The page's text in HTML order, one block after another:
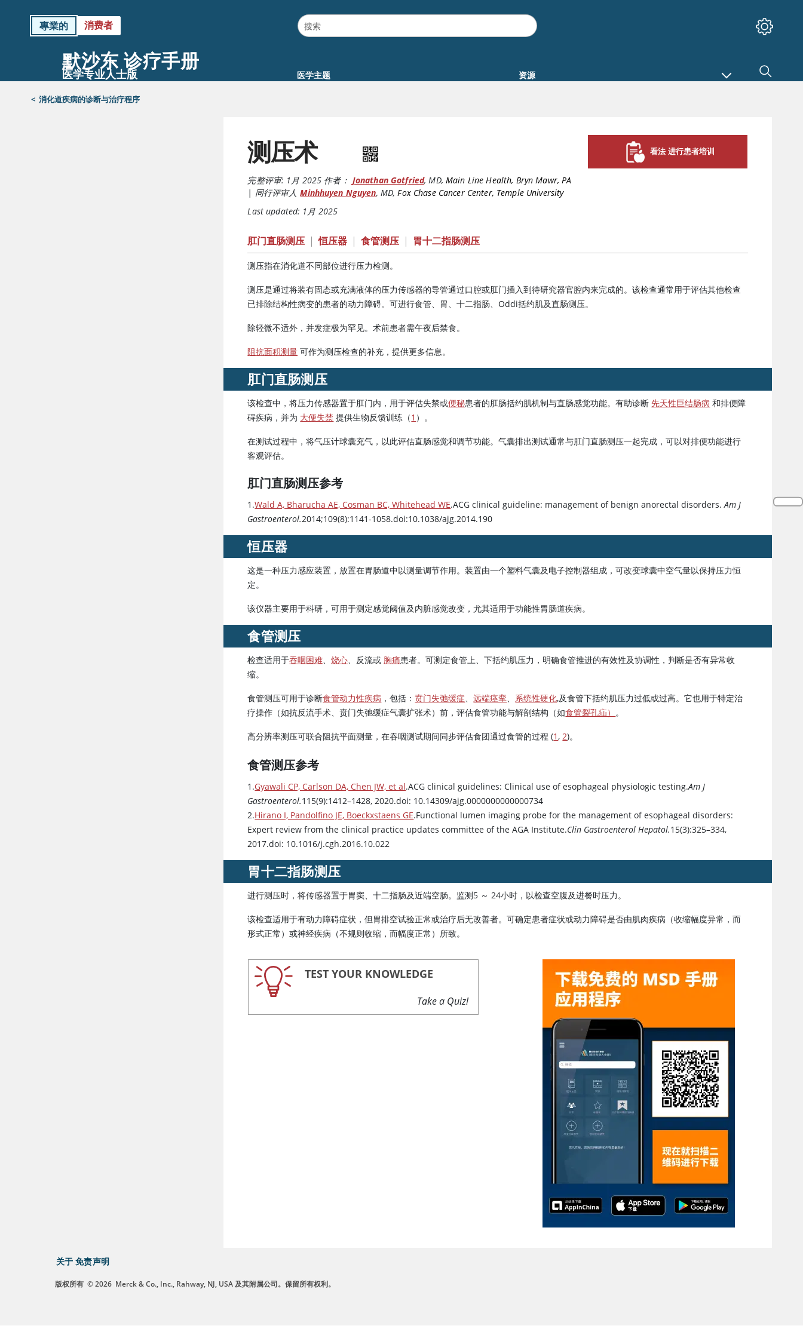
專業的 消费者
默沙东 诊疗手册
医学专业人士版 医学主题 资源
< 消化道疾病的诊断与治疗程序
测压术
完整评审: 1月 2025 作者： Jonathan Gotfried,MD,Main Line Health, Bryn Mawr, PA
| 同行评审人 Minhhuyen Nguyen, MD,Fox Chase Cancer Center, Temple University
Last updated: 1月 2025
看法 进行患者培训
肛门直肠测压 | 恒压器 | 食管测压 | 胃十二指肠测压
测压指在消化道不同部位进行压力检测。
测压是通过将装有固态或充满液体的压力传感器的导管通过口腔或肛门插入到待研究器官腔内来完成的。该检查通常用于评估其他检查
已排除结构性病变的患者的动力障碍。可进行食管、胃、十二指肠、Oddi括约肌及直肠测压。
除轻微不适外，并发症极为罕见。术前患者需午夜后禁食。
阻抗面积测量 可作为测压检查的补充，提供更多信息。
肛门直肠测压
该检查中，将压力传感器置于肛门内，用于评估失禁或便秘患者的肛肠括约肌机制与直肠感觉功能。有助诊断先天性巨结肠病 和排便障
碍疾病，并为 大便失禁 提供生物反馈训练（1 ）。
在测试过程中，将气压计球囊充气，以此评估直肠感觉和调节功能。气囊排出测试通常与肛门直肠测压一起完成，可以对排便功能进行
客观评估。
肛门直肠测压参考
1.Wald A, Bharucha AE, Cosman BC, Whitehead WE.ACG clinical guideline: management of benign anorectal disorders.Am J
Gastroenterol.2014;109(8):1141-1058.doi:10.1038/ajg.2014.190
恒压器
这是一种压力感应装置，放置在胃肠道中以测量调节作用。装置由一个塑料气囊及电子控制器组成，可改变球囊中空气量以保持压力恒
定。
该仪器主要用于科研，可用于测定感觉阈值及内脏感觉改变，尤其适用于功能性胃肠道疾病。
食管测压
检查适用于吞咽困难、烧心、反流或 胸痛患者。可测定食管上、下括约肌压力，明确食管推进的有效性及协调性，判断是否有异常收
缩。
食管测压可用于诊断食管动力性疾病 ，包括：贲门失弛缓症、远端痉挛、 系统性硬化,及食管下括约肌压力过低或过高。它也用于特定治
疗操作（如抗反流手术、贲门失弛缓症气囊扩张术）前，评估食管功能与解剖结构（如食管裂孔疝） 。
高分辨率测压可联合阻抗平面测量，在吞咽测试期间同步评估食团通过食管的过程 (1,2)。
食管测压参考
1.Gyawali CP, Carlson DA, Chen JW, et al.ACG clinical guidelines: Clinical use of esophageal physiologic testing.Am J
Gastroenterol.115(9):1412–1428, 2020.doi: 10.14309/ajg.0000000000000734
2.Hirano I, Pandolfino JE, Boeckxstaens GE.Functional lumen imaging probe for the management of esophageal disorders:
Expert review from the clinical practice updates committee of the AGA Institute.Clin Gastroenterol Hepatol.15(3):325–334,
2017.doi: 10.1016/j.cgh.2016.10.022
胃十二指肠测压
进行测压时，将传感器置于胃窦、十二指肠及近端空肠。监测5 ～ 24小时，以检查空腹及进餐时压力。
该检查适用于有动力障碍症状，但胃排空试验正常或治疗后无改善者。可确定患者症状或动力障碍是否由肌肉疾病（收缩幅度异常，而
形式正常）或神经疾病（不规则收缩，而幅度正常）所致。
TEST YOUR KNOWLEDGE
Take a Quiz!
关于 免责声明
版权所有 © 2026 Merck & Co., Inc., Rahway, NJ, USA 及其附属公司。保留所有权利。